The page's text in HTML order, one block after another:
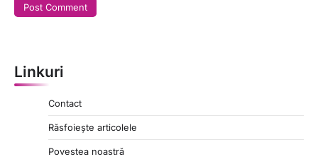
Linkuri
Contact
Răsfoiește articolele
Povestea noastră